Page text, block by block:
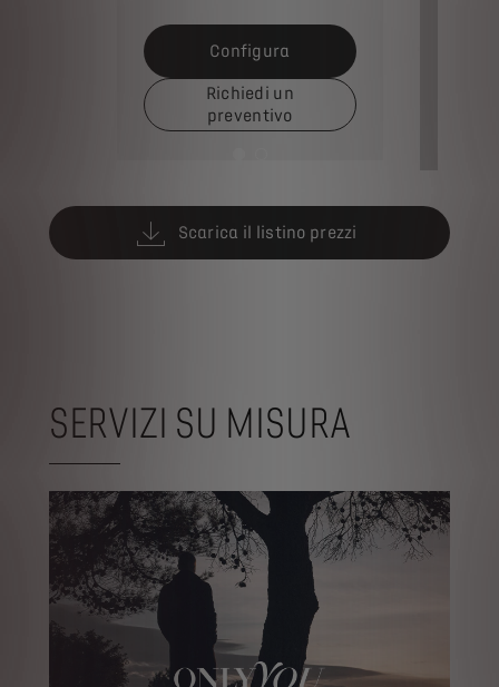
Configura
Richiedi un
preventivo
Scarica il listino prezzi
SERVIZI SU MISURA